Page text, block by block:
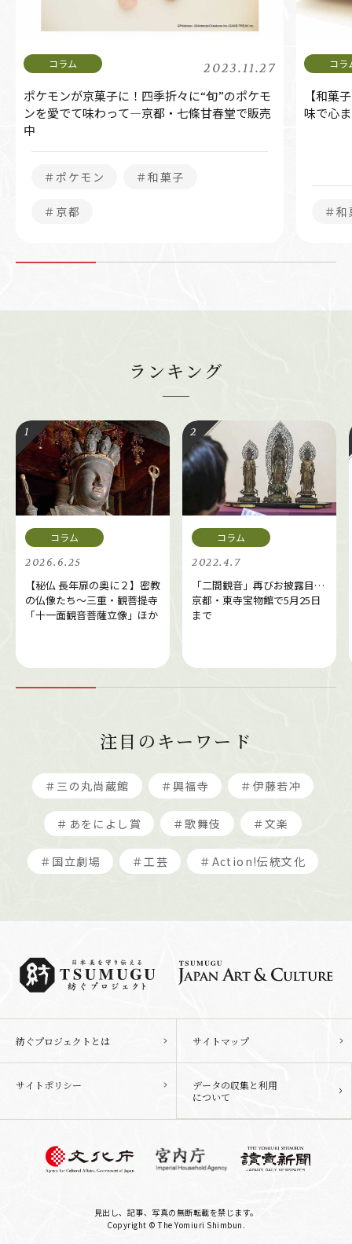
2023.11.27
ポケモンが京菓子に！四季折々に“旬”のポケモ
ンを愛でて味わって―京都・七條甘春堂で販売
中
＃ポケモン ＃和菓子
＃京都
【和菓
味で心
＃
ランキング
2026.6.25
【秘仏 長年扉の奥に２】密教
の仏像たち～三重・観菩提寺
「十一面観音菩薩立像」ほか
2022.4.7
「二間観音」再びお披露目…
京都・東寺宝物館で5月25日
まで
注目のキーワード
＃三の丸尚蔵館 ＃興福寺 ＃伊藤若冲
＃あをによし賞 ＃歌舞伎 ＃文楽
＃国立劇場 ＃工芸 ＃Action!伝統文化
紡ぐプロジェクトとは サイトマップ
サイトポリシー
データの収集と利用
について
見出し、記事、写真の無断転載を禁じます。
Copyright © The Yomiuri Shimbun.